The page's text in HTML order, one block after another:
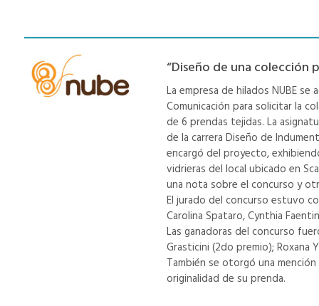
“Diseño de una colección
La empresa de hilados NUBE
Comunicación para solicitar la
de 6 prendas tejidas. La
de la carrera Diseño de
encargó del proyecto,
vidrieras del local ubicado en
una nota sobre el concurso y
El jurado del concurso estuvo
Carolina Spataro, Cynthia
Las ganadoras del concurso
Grasticini (2do premio); Roxana
También se otorgó una
originalidad de su prenda.